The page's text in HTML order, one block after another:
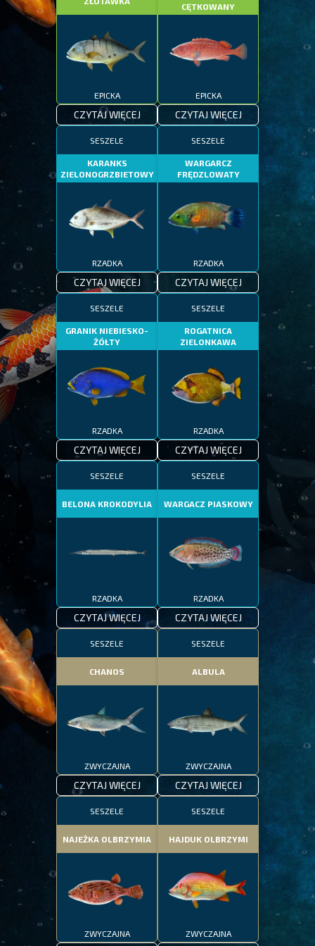
EPICKA
CZYTAJ WIĘCEJ
CĘTKOWANY
EPICKA
CZYTAJ WIĘCEJ
SESZELE
KARANKS
ZIELONOGRZBIETOWY
RZADKA
CZYTAJ WIĘCEJ
SESZELE
WARGARCZ
FRĘDZLOWATY
RZADKA
CZYTAJ WIĘCEJ
SESZELE
GRANIK NIEBIESKO-
ŻÓŁTY
RZADKA
CZYTAJ WIĘCEJ
SESZELE
ROGATNICA
ZIELONKAWA
RZADKA
CZYTAJ WIĘCEJ
SESZELE
BELONA KROKODYLIA
RZADKA
CZYTAJ WIĘCEJ
SESZELE
WARGACZ PIASKOWY
RZADKA
CZYTAJ WIĘCEJ
SESZELE
CHANOS
ZWYCZAJNA
CZYTAJ WIĘCEJ
SESZELE
ALBULA
ZWYCZAJNA
CZYTAJ WIĘCEJ
SESZELE
NAJEŻKA OLBRZYMIA
ZWYCZAJNA
SESZELE
HAJDUK OLBRZYMI
ZWYCZAJNA